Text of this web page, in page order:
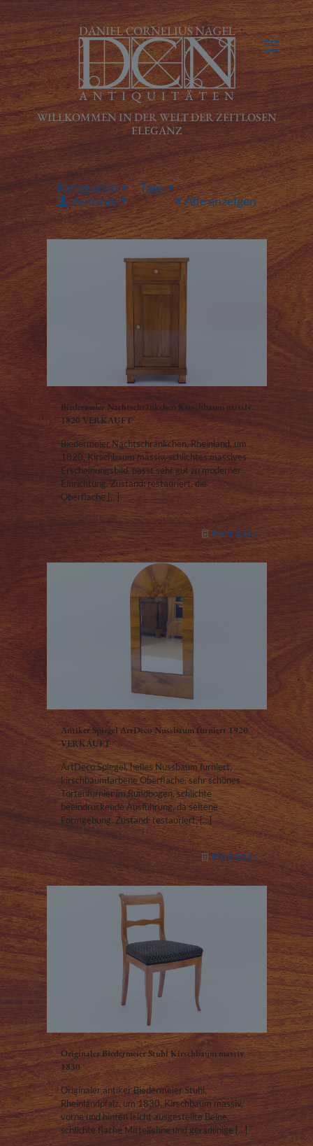
Kategorien
Tags
Autoren
Alle anzeigen
Biedermeier Nachtschränkchen Kirschbaum massiv
1820 VERKAUFT
Biedermeier Nachtschränkchen, Rheinland, um
1820, Kirschbaum massiv, schlichtes massives
Erscheinungsbild, passt sehr gut zu moderner
Einrichtung. Zustand: restauriert, die
Oberfläche […]
Mehr lesen
Antiker Spiegel ArtDeco Nussbaum furniert 1920
VERKAUFT
ArtDeco Spiegel, helles Nussbaum furniert,
kirschbaumfarbene Oberfläche, sehr schönes
Tortenfurnier im Rundbogen, schlichte
beeindruckende Ausführung, da seltene
Formgebung. Zustand: restauriert, […]
Mehr lesen
Originaler Biedermeier Stuhl Kirschbaum massiv
1830
Originaler antiker Biedermeier Stuhl,
Rheinlandpfalz, um 1830, Kirschbaum massiv,
vorne und hinten leicht ausgestellte Beine,
schlichte flache Mittellehne und geradlinige […]